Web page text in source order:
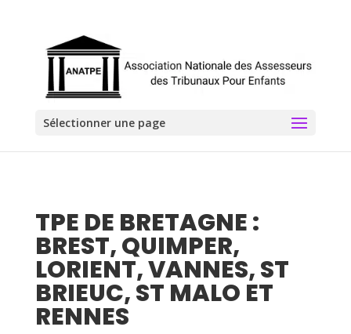
Sélectionner une page
TPE DE BRETAGNE :
BREST, QUIMPER,
LORIENT, VANNES, ST
BRIEUC, ST MALO ET
RENNES